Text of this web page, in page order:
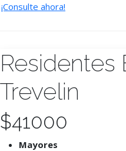
¡Consulte ahora!
Residentes
Trevelin
$41000
Mayores